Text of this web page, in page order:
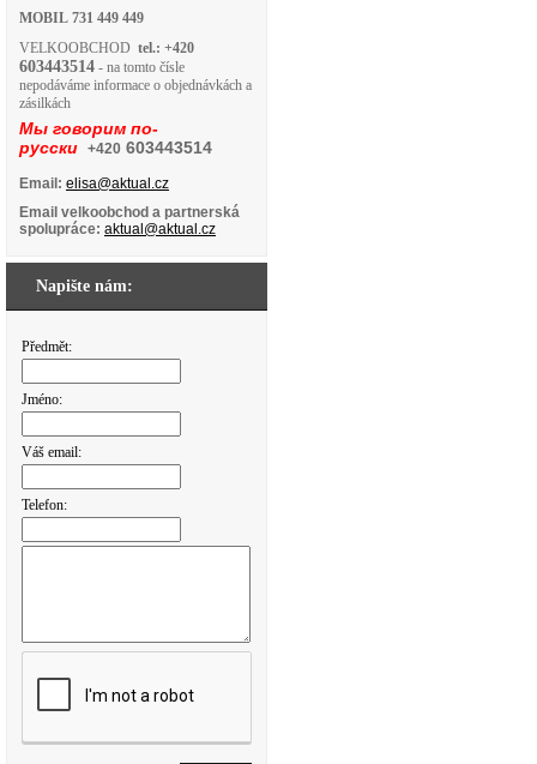
MOBIL 731 449 449
VELKOOBCHOD tel.: +420
603443514 - na tomto čísle
nepodáváme informace o objednávkách a
zásilkách
Мы говорим по-
русски +420 603443514
Email: elisa@aktual.cz
Email velkoobchod a partnerská
spolupráce: aktual@aktual.cz
Napište nám:
Předmět:
Jméno:
Váš email:
Telefon: